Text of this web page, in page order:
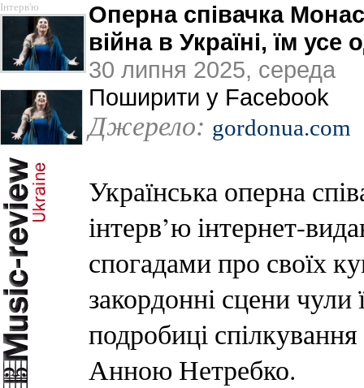
Інтерв'ю
Оперна співачка
війна в Україні, їм
30 липня 2025, середа
Поширити у Facebook
Джерело: gordonua.com
Українська оперна
інтерв’ю інтернет-
спогадами про своїх
закордонні сцени чули
подробиці
Анною Нетребко.